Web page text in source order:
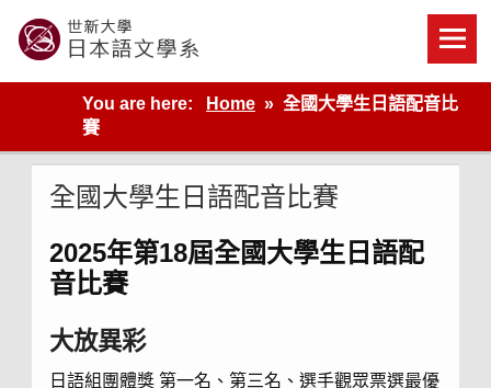
content
世新大學教學單位的網站
You are here:
Home
全國大學生日語配音比
賽
全國大學生日語配音比賽
2025年第18屆全國大學生 日語配
音比賽
大放異彩
日語組團體獎 第一名、第三名、選手觀眾票選最優